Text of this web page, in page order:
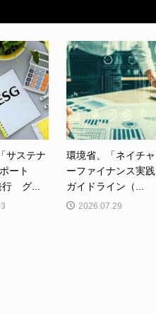
サステナ
ート
行 グ...
環境省、「ネイチャ
ーファイナンス実践
ガイドライン（...
2026.07.29